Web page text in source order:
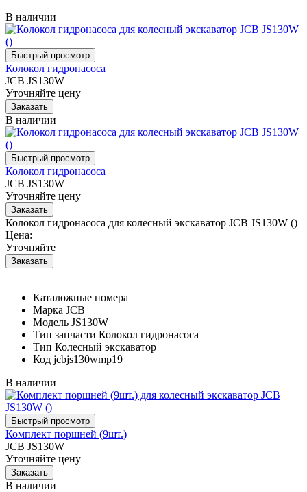
В наличии
Колокол гидронасоса
JCB JS130W
Уточняйте цену
В наличии
Колокол гидронасоса
JCB JS130W
Уточняйте цену
Колокол гидронасоса для колесный экскаватор JCB JS130W ()
Цена:
Уточняйте
Каталожные номера
Марка JCB
Модель JS130W
Тип запчасти Колокол гидронасоса
Тип Колесный экскаватор
Код jcbjs130wmp19
В наличии
Комплект поршней (9шт.)
JCB JS130W
Уточняйте цену
В наличии